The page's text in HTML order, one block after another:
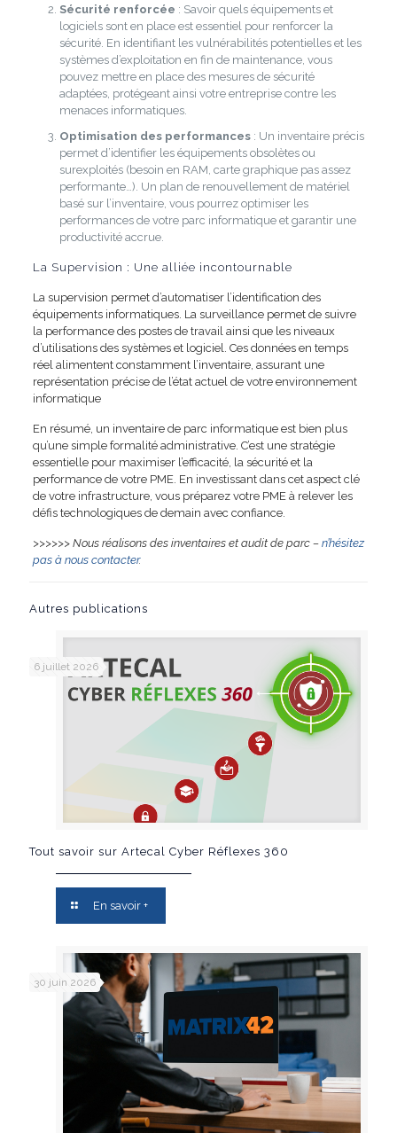
Sécurité renforcée : Savoir quels équipements et
logiciels sont en place est essentiel pour renforcer la
sécurité. En identifiant les vulnérabilités potentielles et les
systèmes d’exploitation en fin de maintenance, vous
pouvez mettre en place des mesures de sécurité
adaptées, protégeant ainsi votre entreprise contre les
menaces informatiques.
Optimisation des performances: Un inventaire précis
permet d’identifier les équipements obsolètes ou
surexploités (besoin en RAM, carte graphique pas assez
performante…). Un plan de renouvellement de matériel
basé sur l’inventaire, vous pourrez optimiser les
performances de votre parc informatique et garantir une
productivité accrue.
La Supervision : Une alliée incontournable
La supervision permet d’automatiser l’identification des
équipements informatiques. La surveillance permet de suivre
la performance des postes de travail ainsi que les niveaux
d’utilisations des systèmes et logiciel. Ces données en temps
réel alimentent constamment l’inventaire, assurant une
représentation précise de l’état actuel de votre environnement
informatique
En résumé, un inventaire de parc informatique est bien plus
qu’une simple formalité administrative. C’est une stratégie
essentielle pour maximiser l’efficacité, la sécurité et la
performance de votre PME. En investissant dans cet aspect clé
de votre infrastructure, vous préparez votre PME à relever les
défis technologiques de demain avec confiance.
>>>>>> Nous réalisons des inventaires et audit de parc – n’hésitez
pas à nous contacter.
Autres publications
6 juillet 2026
Tout savoir sur Artecal Cyber Réflexes 360
En savoir +
30 juin 2026